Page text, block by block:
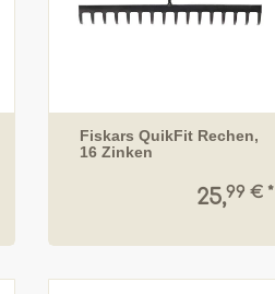
Fiskars QuikFit Rechen,
16 Zinken
25,99 € *